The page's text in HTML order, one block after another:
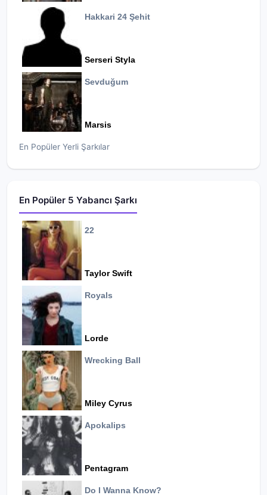
Hakkari 24 Şehit
Serseri Styla
Sevduğum
Marsis
En Popüler Yerli Şarkılar
En Popüler 5 Yabancı Şarkı
22
Taylor Swift
Royals
Lorde
Wrecking Ball
Miley Cyrus
Apokalips
Pentagram
Do I Wanna Know?